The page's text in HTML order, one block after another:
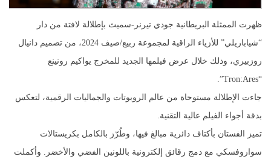
ظهرت الممثلة البريطانية جودي تيرنر-سميث بإطلالة لافتة من دار
“شياباريلي” للأزياء الراقية لمجموعة ربيع/صيف 2024، من تصميم دانيال
روزبيري، وذلك خلال عرض فيلمها الجديد للمخرج يواكيم رونينع
“Tron:Ares”.
جاءت الإطلالة مستوحاة من عالم الروبوتات والجماليات الرقمية، لتعكس
بدقة أجواء الفيلم عالية التقنية.
تميز الفستان بأكتاف دائرية مبالغ فيها، وطُرّز بالكامل بكريستالات
سواروفسكي مع دمج رقائق إلكترونية باللونين الفضي والأخضر. وأكملت